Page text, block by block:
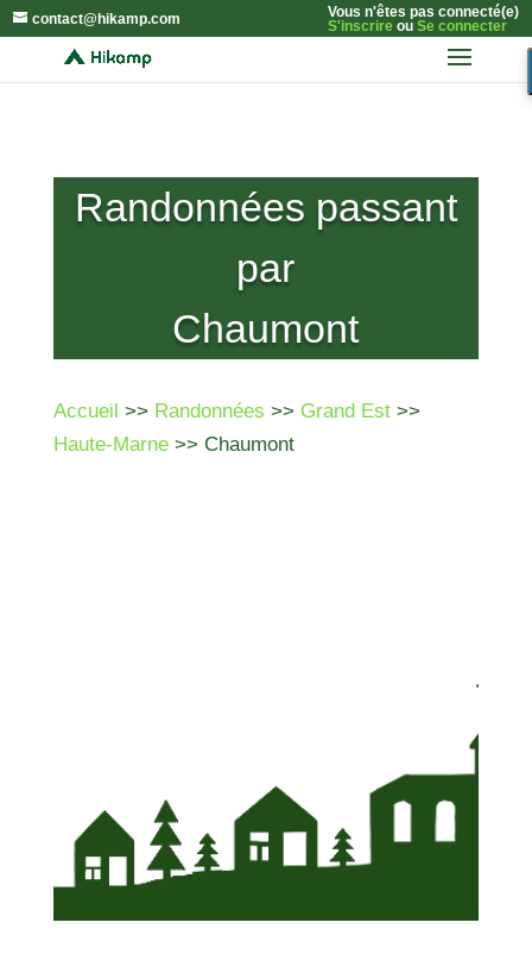
contact@hikamp.com
Vous n'êtes pas connecté(e)
S'inscrireou Se connecter
Randonnées passant
par
Chaumont
Accueil >> Randonnées >> Grand Est>>
Haute-Marne>> Chaumont